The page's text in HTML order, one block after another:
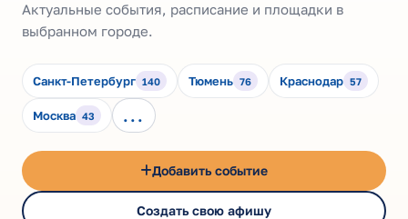
Актуальные события, расписание и площадки в
выбранном городе.
Санкт-Петербург 140 Тюмень 76 Краснодар 57
Москва 43 ...
Добавить событие
Создать свою афишу